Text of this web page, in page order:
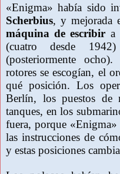
«Enigma» había sido
Scherbius, y mejorada
máquina de escribir a
(cuatro desde
(posteriormente
rotores se escogían, el
qué posición. Los
Berlín, los puestos
tanques, en los
fuera, porque
las instrucciones de
y estas posiciones